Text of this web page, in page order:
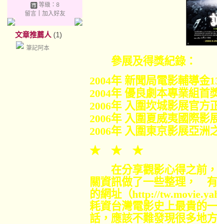
等級：8
留言｜ 加入好友
文章推薦人 (1)
筆記阿本
參展及得獎紀錄：
2004年 新聞局電影輔導金
2004年 優良劇本專業組首
2006年 入圍坎城影展官方
2006年 入圍夏威夷國際影
2006年 入圍東京影展亞洲
★ ★ ★
在分享觀影心得之前，
關資訊做了一些整理，
的網址（http://
耗資台灣電影史上最貴的
話，應該不難發現很多地